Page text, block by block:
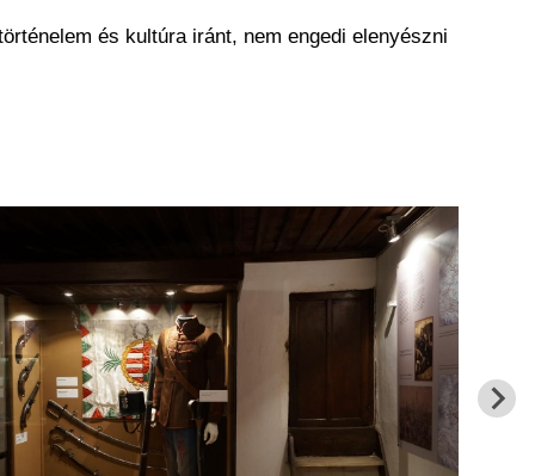
és kultúra iránt, nem engedi elenyészni